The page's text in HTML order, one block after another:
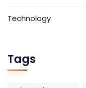
Technology
Tags